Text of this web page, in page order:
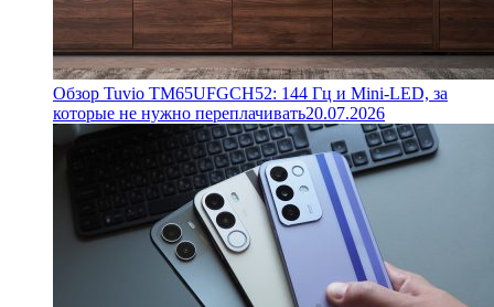
Обзор Tuvio TM65UFGCH52: 144 Гц и Mini-LED, за
которые не нужно переплачивать20.07.2026